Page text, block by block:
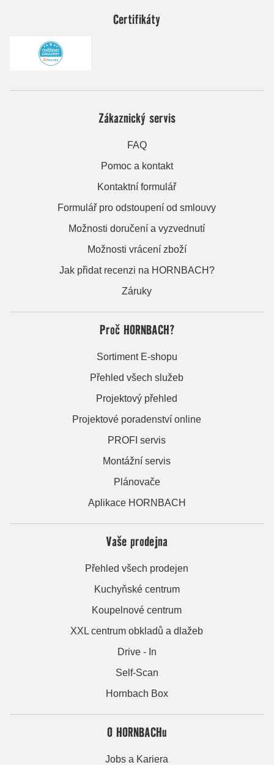
Certifikáty
Zákaznický servis
FAQ
Pomoc a kontakt
Kontaktní formulář
Formulář pro odstoupení od smlouvy
Možnosti doručení a vyzvednutí
Možnosti vrácení zboží
Jak přidat recenzi na HORNBACH?
Záruky
Proč HORNBACH?
Sortiment E-shopu
Přehled všech služeb
Projektový přehled
Projektové poradenství online
PROFI servis
Montážní servis
Plánovače
Aplikace HORNBACH
Vaše prodejna
Přehled všech prodejen
Kuchyňské centrum
Koupelnové centrum
XXL centrum obkladů a dlažeb
Drive - In
Self-Scan
Hornbach Box
O HORNBACHu
Jobs a Kariera